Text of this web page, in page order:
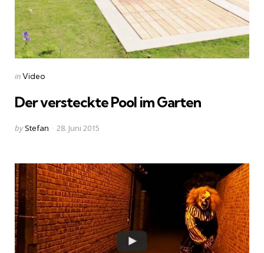
Categories
Posted
inVideo
Der versteckte Pool im Garten
Posted
by Stefan 28. Juni 2015